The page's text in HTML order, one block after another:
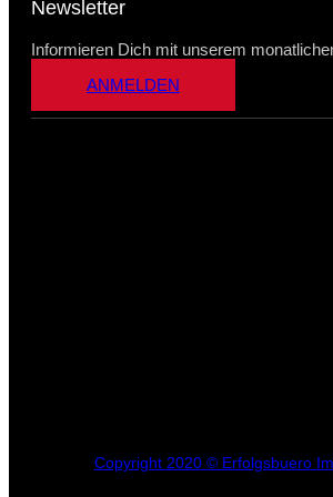
Newsletter
Informieren Dich mit unserem
ANMELDEN
Copyright 2020 © Erfolgsbuero